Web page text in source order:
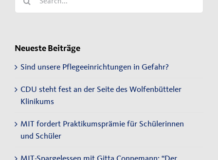
for:
Neueste Beiträge
Sind unsere Pflegeeinrichtungen in Gefahr?
CDU steht fest an der Seite des Wolfenbütteler
Klinikums
MIT fordert Praktikumsprämie für Schülerinnen
und Schüler
MIT-Spargelessen mit Gitta Connemann: “Der